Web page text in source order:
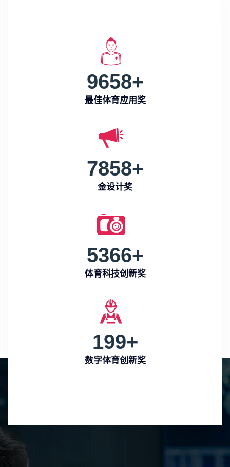
9658+
最佳体育应用奖
7858+
金设计奖
5366+
体育科技创新奖
199+
数字体育创新奖